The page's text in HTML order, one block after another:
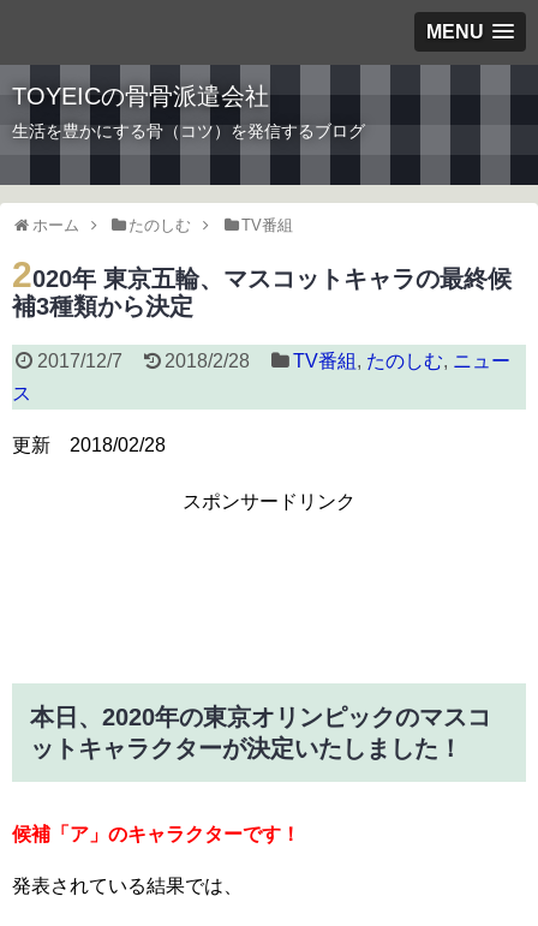
MENU
TOYEICの骨骨派遣会社
生活を豊かにする骨（コツ）を発信するブログ
ホーム たのしむ TV番組
2020年 東京五輪、マスコットキャラの最終候
補3種類から決定
2017/12/7 2018/2/28 TV番組 , たのしむ, ニュー
ス
更新 2018/02/28
スポンサードリンク
本日、2020年の東京オリンピックのマスコ
ットキャラクターが決定いたしました！
候補「ア」のキャラクターです！
発表されている結果では、